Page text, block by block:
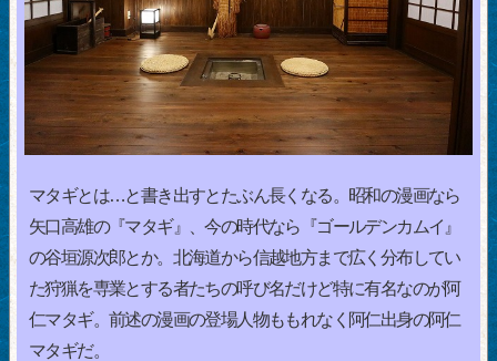
マタギとは…と書き出すとたぶん長くなる。昭和の漫画なら
矢口高雄の『マタギ』、今の時代なら『ゴールデンカムイ』
の谷垣源次郎とか。北海道から信越地方まで広く分布してい
た狩猟を専業とする者たちの呼び名だけど特に有名なのが阿
仁マタギ。前述の漫画の登場人物ももれなく阿仁出身の阿仁
マタギだ。